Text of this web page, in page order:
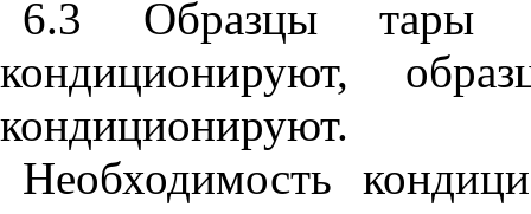
6.3 Образцы тары
кондиционируют,
кондиционируют.
Необходимость